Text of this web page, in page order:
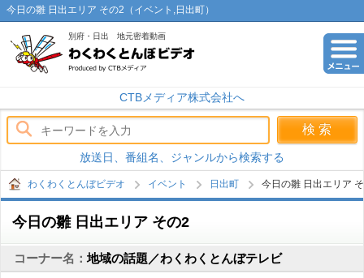
今日の雛 日出エリア その2（イベント,日出町）
別府・日出 地元密着動画
CTBメディア株式会社へ
放送日、番組名、ジャンルから検索する
わくわくとんぼビデオ イベント 日出町 今日の雛 日出エリア
今日の雛 日出エリア その2
コーナー名：地域の話題／わくわくとんぼテレビ